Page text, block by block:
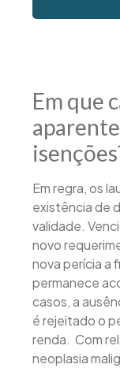
Em que
Em regra, os
existência de
validade.
novo
nova perícia a
permanece
casos, a
é rejeitado o
renda. Com
neoplasia